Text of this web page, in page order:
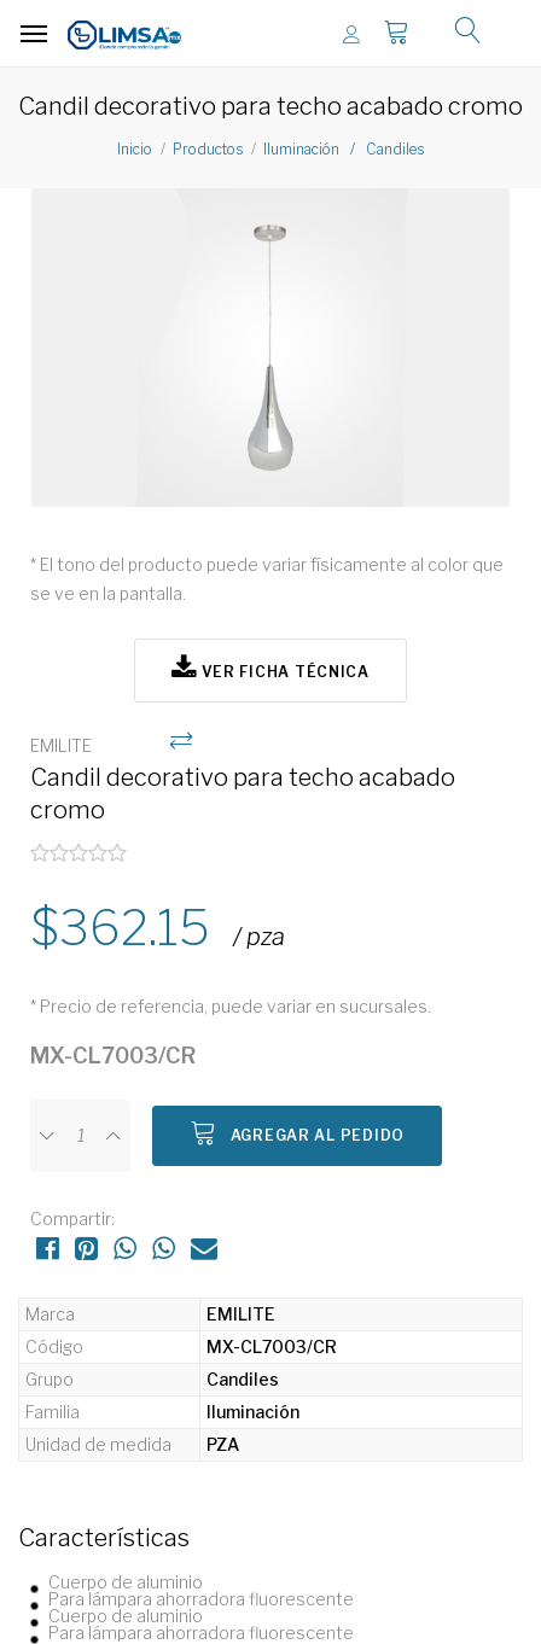
Candil decorativo para techo acabado cromo
Inicio Productos Iluminación / Candiles
* El tono del producto puede variar físicamente al color que
se ve en la pantalla.
VER FICHA TÉCNICA
EMILITE
Candil decorativo para techo acabado
cromo
362.15 / pza
* Precio de referencia, puede variar en sucursales.
MX-CL7003/CR
AGREGAR AL PEDIDO
Compartir:
Marca
EMILITE
Código
MX-CL7003/CR
Grupo
Candiles
Familia
Iluminación
Unidad de medida
PZA
Características
Cuerpo de aluminio
Para lámpara ahorradora fluorescente
Cuerpo de aluminio
Para lámpara ahorradora fluorescente